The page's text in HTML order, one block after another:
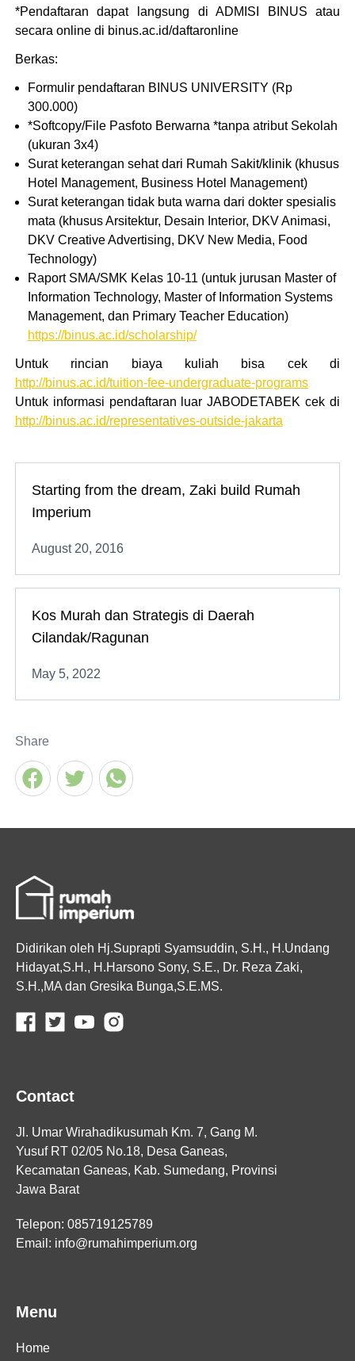
Share
*Pendaftaran dapat langsung di ADMISI BINUS atau
secara online di binus.ac.id/daftaronline
Berkas:
Formulir pendaftaran BINUS UNIVERSITY (Rp
300.000)
*Softcopy/File Pasfoto Berwarna *tanpa atribut Sekolah
(ukuran 3x4)
Surat keterangan sehat dari Rumah Sakit/klinik (khusus
Hotel Management, Business Hotel Management)
Surat keterangan tidak buta warna dari dokter spesialis
mata (khusus Arsitektur, Desain Interior, DKV Animasi,
DKV Creative Advertising, DKV New Media, Food
Technology)
Raport SMA/SMK Kelas 10-11 (untuk jurusan Master of
Information Technology, Master of Information Systems
Management, dan Primary Teacher Education)
https://binus.ac.id/scholarship/
Untuk rincian biaya kuliah bisa cek di
http://binus.ac.id/tuition-fee-undergraduate-programs
Untuk informasi pendaftaran luar JABODETABEK cek di
http://binus.ac.id/representatives-outside-jakarta
Starting from the dream, Zaki build Rumah
Imperium
August 20, 2016
Kos Murah dan Strategis di Daerah
Cilandak/Ragunan
May 5, 2022
Didirikan oleh Hj.Suprapti Syamsuddin, S.H., H.Undang
Hidayat,S.H., H.Harsono Sony, S.E., Dr. Reza Zaki,
S.H.,MA dan Gresika Bunga,S.E.MS.
Contact
Jl. Umar Wirahadikusumah Km. 7, Gang M.
Yusuf RT 02/05 No.18, Desa Ganeas,
Kecamatan Ganeas, Kab. Sumedang, Provinsi
Jawa Barat
Telepon: 085719125789
Email: info@rumahimperium.org
Menu
Home